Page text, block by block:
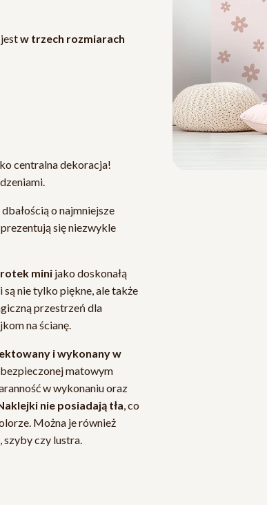
w trzech rozmiarach
centralna dekoracja!
o najmniejsze
prezentują się niezwykle
mini jako doskonałą
nie tylko piękne, ale także
przestrzeń dla
na ścianę.
i wykonany w
matowym
w wykonaniu oraz
nie posiadają tła, co
Można je również
szyby czy lustra.